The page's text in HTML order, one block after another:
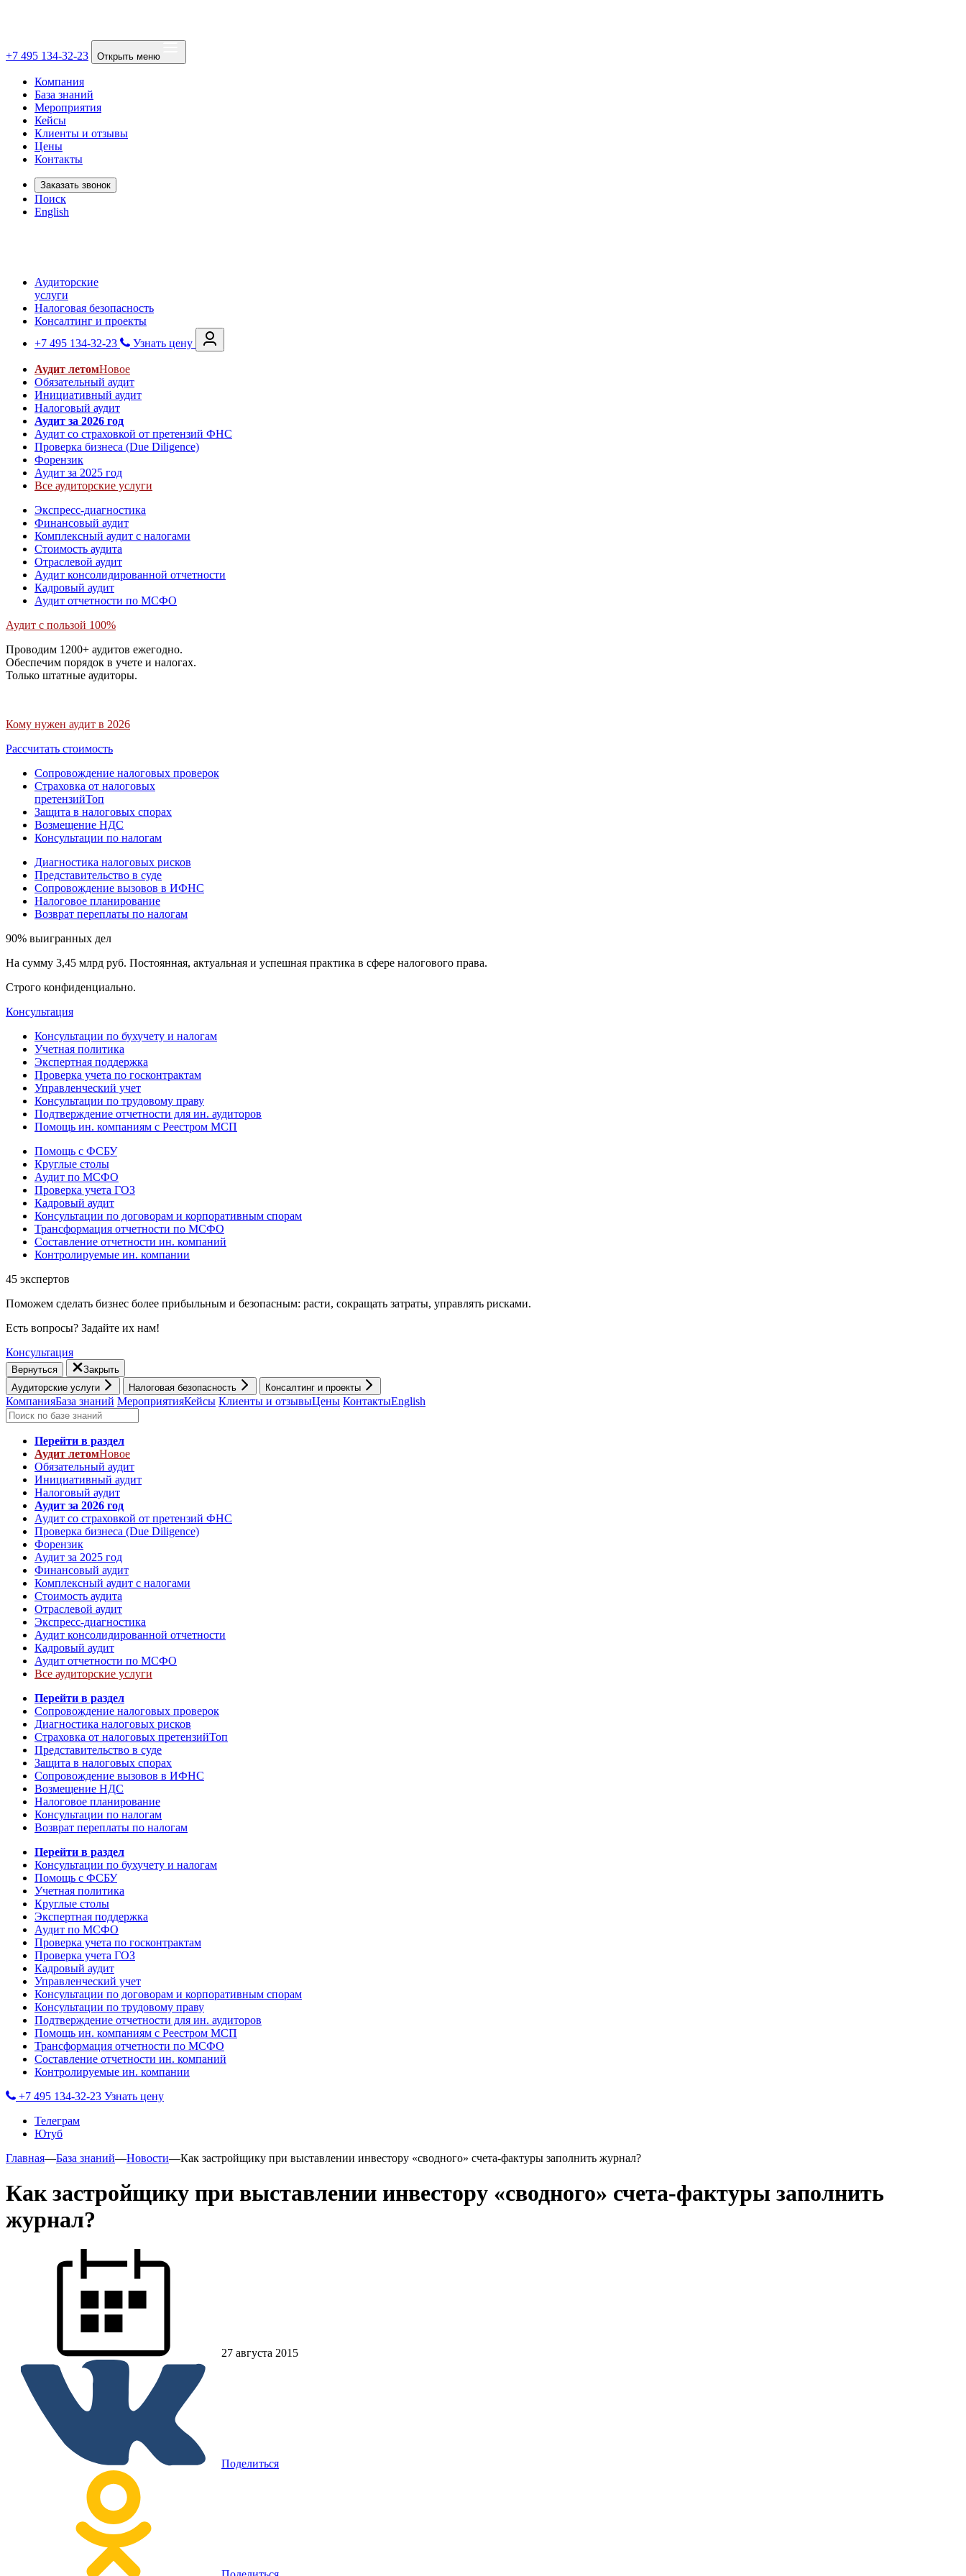
+7 495 134-32-23 Открыть меню
Компания
База знаний
Мероприятия
Кейсы
Клиенты и отзывы
Цены
Контакты
Заказать звонок
Поиск
English
Аудиторские
услуги
Налоговая безопасность
Консалтинг и проекты
+7 495 134-32-23
Узнать цену
Аудит летомНовое
Обязательный аудит
Инициативный аудит
Налоговый аудит
Аудит за 2026 год
Аудит со страховкой от претензий ФНС
Проверка бизнеса (Due Diligence)
Форензик
Аудит за 2025 год
Все аудиторские услуги
Экспресс-диагностика
Финансовый аудит
Комплексный аудит с налогами
Стоимость аудита
Отраслевой аудит
Аудит консолидированной отчетности
Кадровый аудит
Аудит отчетности по МСФО
Аудит с пользой 100%
Проводим 1200+ аудитов ежегодно.
Обеспечим порядок в учете и налогах.
Только штатные аудиторы.
Кому нужен аудит в 2026
Рассчитать стоимость
Сопровождение налоговых проверок
Страховка от налоговых
претензийТоп
Защита в налоговых спорах
Возмещение НДС
Консультации по налогам
Диагностика налоговых рисков
Представительство в суде
Сопровождение вызовов в ИФНС
Налоговое планирование
Возврат переплаты по налогам
90% выигранных дел
На сумму 3,45 млрд руб. Постоянная, актуальная и успешная практика в сфере налогового права.
Строго конфиденциально.
Консультация
Консультации по бухучету и налогам
Учетная политика
Экспертная поддержка
Проверка учета по госконтрактам
Управленческий учет
Консультации по трудовому праву
Подтверждение отчетности для ин. аудиторов
Помощь ин. компаниям с Реестром МСП
Помощь с ФСБУ
Круглые столы
Аудит по МСФО
Проверка учета ГОЗ
Кадровый аудит
Консультации по договорам и корпоративным спорам
Трансформация отчетности по МСФО
Составление отчетности ин. компаний
Контролируемые ин. компании
45 экспертов
Поможем сделать бизнес более прибыльным и безопасным: расти, cокращать затраты, управлять рисками.
Есть вопросы? Задайте их нам!
Консультация
Вернуться
Закрыть
Аудиторские услуги
Налоговая безопасность Консалтинг и проекты
КомпанияБаза знаний МероприятияКейсы Клиенты и отзывыЦены КонтактыEnglish
Перейти в раздел
Аудит летомНовое
Обязательный аудит
Инициативный аудит
Налоговый аудит
Аудит за 2026 год
Аудит со страховкой от претензий ФНС
Проверка бизнеса (Due Diligence)
Форензик
Аудит за 2025 год
Финансовый аудит
Комплексный аудит с налогами
Стоимость аудита
Отраслевой аудит
Экспресс-диагностика
Аудит консолидированной отчетности
Кадровый аудит
Аудит отчетности по МСФО
Все аудиторские услуги
Перейти в раздел
Сопровождение налоговых проверок
Диагностика налоговых рисков
Страховка от налоговых претензийТоп
Представительство в суде
Защита в налоговых спорах
Сопровождение вызовов в ИФНС
Возмещение НДС
Налоговое планирование
Консультации по налогам
Возврат переплаты по налогам
Перейти в раздел
Консультации по бухучету и налогам
Помощь с ФСБУ
Учетная политика
Круглые столы
Экспертная поддержка
Аудит по МСФО
Проверка учета по госконтрактам
Проверка учета ГОЗ
Кадровый аудит
Управленческий учет
Консультации по договорам и корпоративным спорам
Консультации по трудовому праву
Подтверждение отчетности для ин. аудиторов
Помощь ин. компаниям с Реестром МСП
Трансформация отчетности по МСФО
Составление отчетности ин. компаний
Контролируемые ин. компании
+7 495 134-32-23 Узнать цену
Телеграм
Ютуб
Главная—База знаний—Новости—Как застройщику при выставлении инвестору «сводного» счета-фактуры заполнить журнал?
Как застройщику при выставлении инвестору «сводного» счета-фактуры заполнить
журнал?
27 августа 2015
Поделиться